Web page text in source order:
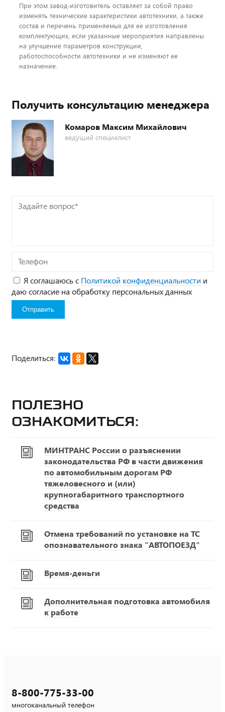
При этом завод-изготовитель оставляет за собой право
изменять технические характеристики автотехники, а также
состав и перечень применяемых для ее изготовления
комплектующих, если указанные мероприятия направлены
на улучшение параметров конструкции,
работоспособности автотехники и не изменяют ее
назначение.
Получить консультацию менеджера
Комаров Максим Михайлович
ведущий специалист
Задайте
вопрос*
Телефон
Я соглашаюсь с Политикой конфиденциальности и
даю согласие на обработку персональных данных
Поделиться:
Полезно
ознакомиться:
МИНТРАНС России о разъяснении
законодательства РФ в части движения
по автомобильным дорогам РФ
тяжеловесного и (или)
крупногабаритного транспортного
средства
Отмена требований по установке на ТС
опознавательного знака "АВТОПОЕЗД"
Время-деньги
Дополнительная подготовка автомобиля
к работе
8-800-775-33-00
многоканальный телефон